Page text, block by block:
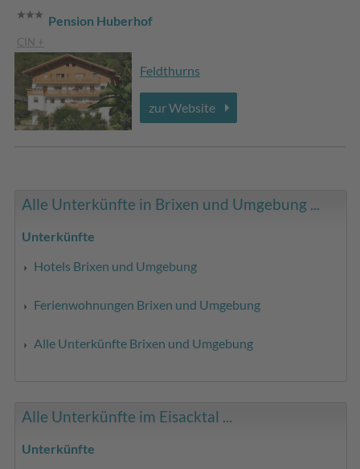
Pension Huberhof
CIN +
Feldthurns
zur Website
Alle Unterkünfte in Brixen und Umgebung ...
Unterkünfte
Hotels Brixen und Umgebung
Ferienwohnungen Brixen und Umgebung
Alle Unterkünfte Brixen und Umgebung
Alle Unterkünfte im Eisacktal ...
Unterkünfte